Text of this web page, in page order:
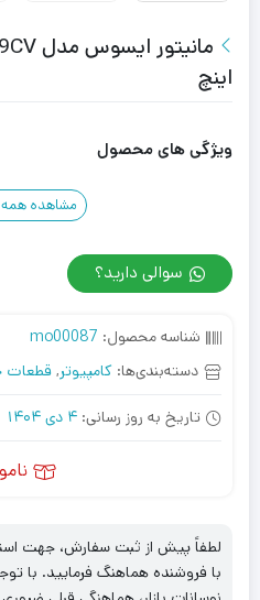
اینچ
ویژگی های محصول
مشاهده همه
سوالی دارید؟
شناسه محصول: mo00087
دسته‌بندی‌ها: کامپیوتر, قطعات
تاریخ به روز رسانی: 4 دی 1404
لطفاً پیش از ثبت سفارش، جهت
با فروشنده هماهنگ فرمایید. با